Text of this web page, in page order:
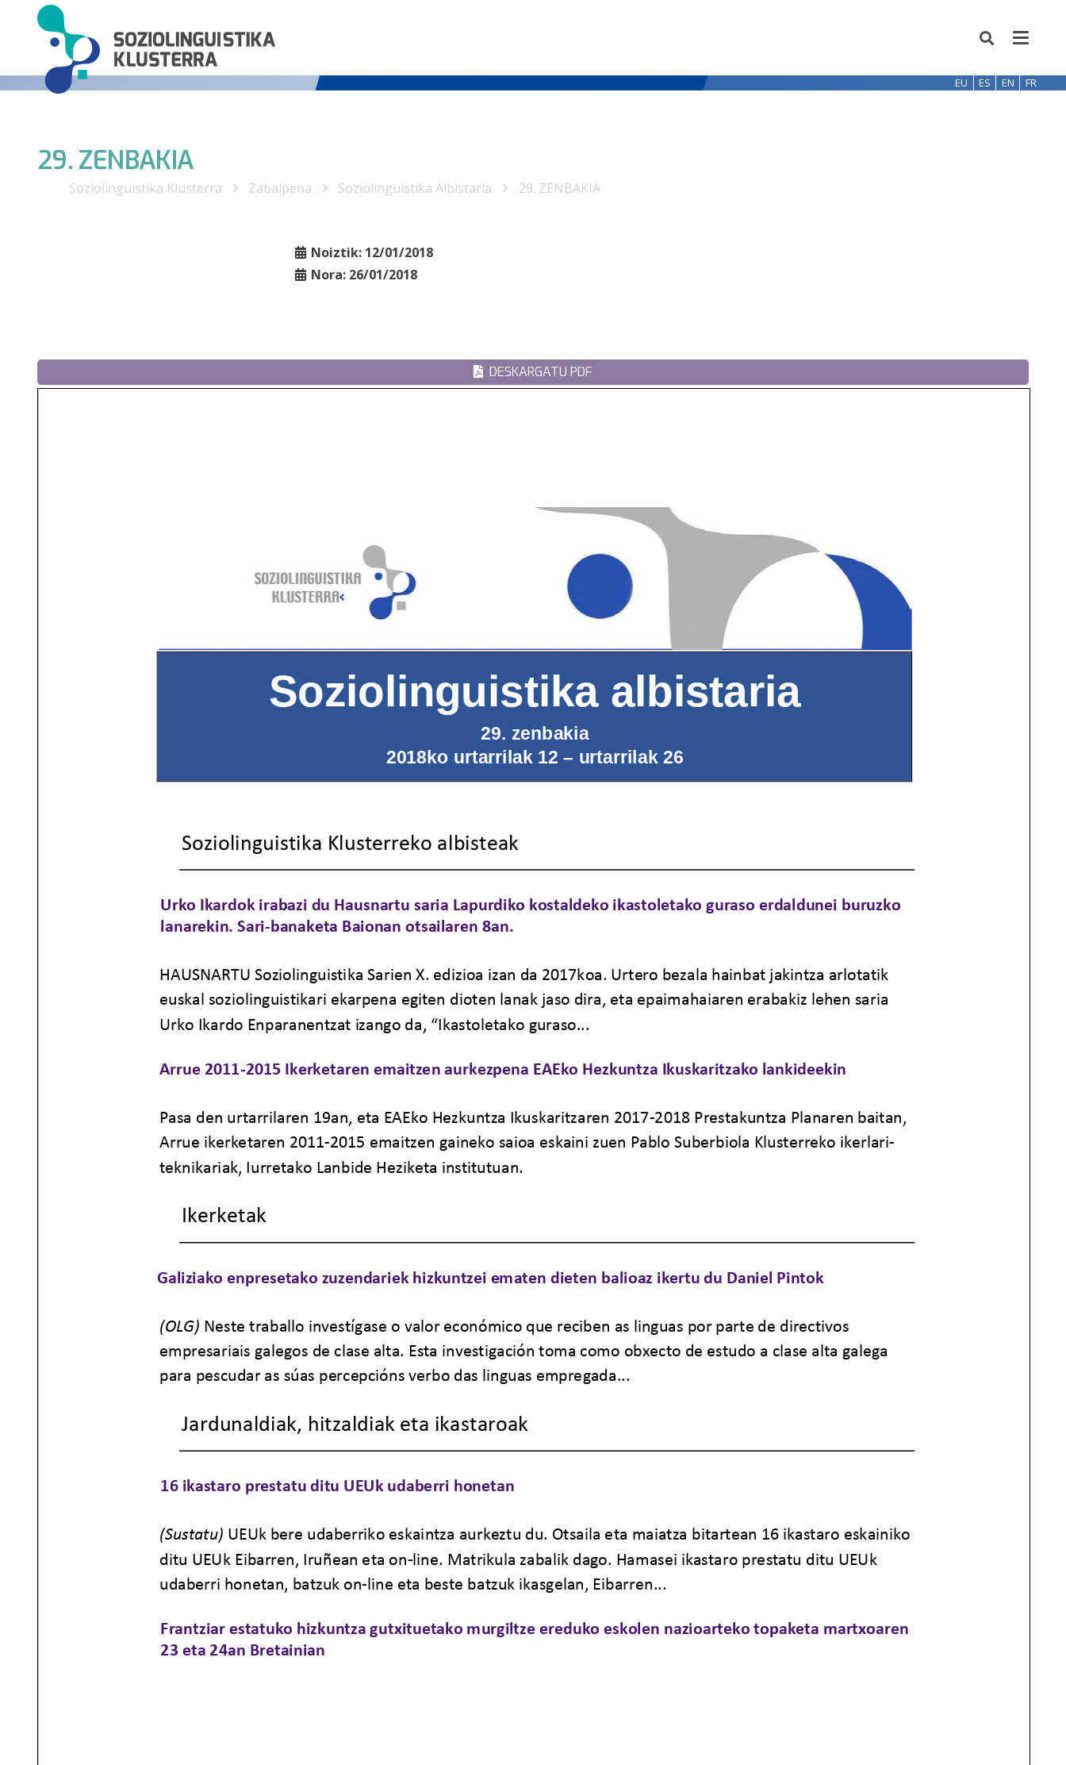
EU ES EN FR
29. ZENBAKIA
Soziolinguistika Klusterra Zabalpena Soziolinguistika Albistaria 29. ZENBAKIA
Noiztik: 12/01/2018
Nora: 26/01/2018
DESKARGATU PDF